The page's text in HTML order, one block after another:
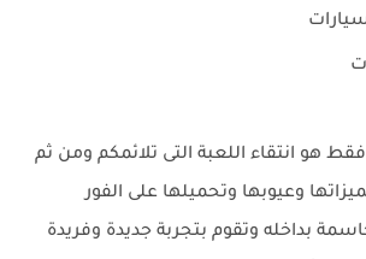
هو انتقاء اللعبة التى تلائمكم ومن ثم
وعيوبها وتحميلها على الفور
بداخله وتقوم بتجربة جديدة وفريدة